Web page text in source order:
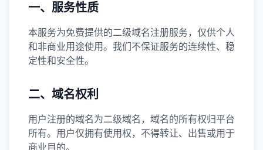
一、服务性质
本服务为免费提供的二级域名注册服务，仅供个人
和非商业用途使用。我们不保证服务的连续性、稳
定性和安全性。
二、域名权利
用户注册的域名为二级域名，域名的所有权归平台
所有。用户仅拥有使用权，不得转让、出售或用于
商业目的。